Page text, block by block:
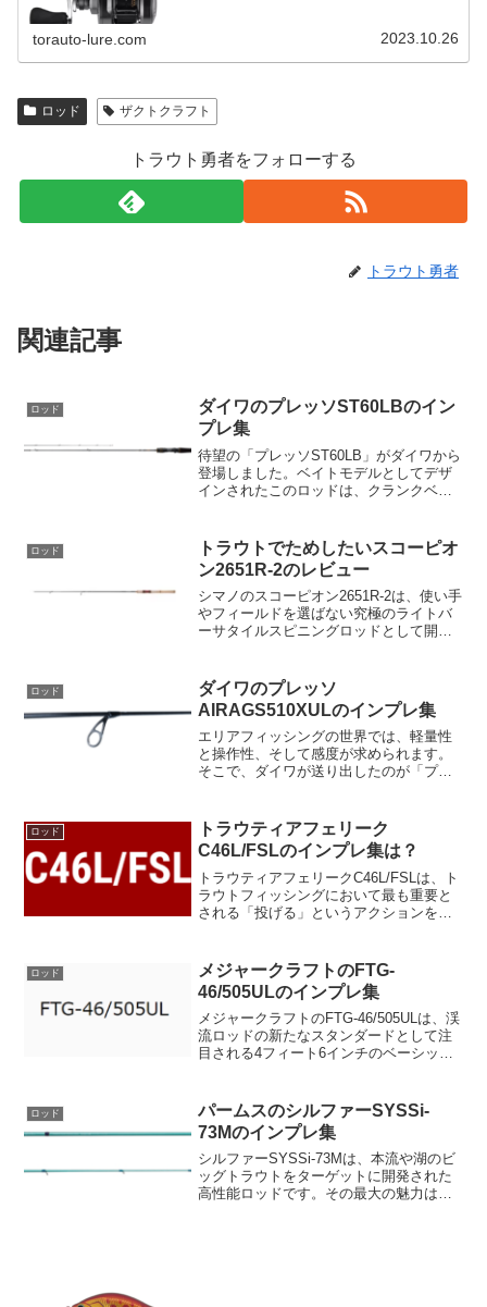
torauto-lure.com 2023.10.26
ロッド ザクトクラフト
トラウト勇者をフォローする
トラウト勇者
関連記事
ロッド
ダイワのプレッソST60LBのイン
プレ集
待望の「プレッソST60LB」がダイワから
登場しました。ベイトモデルとしてデザ
インされたこのロッドは、クランクベイ
の代名詞とも言える「プレッソ」シリー
ズからの新たなるチ...
ロッド
トラウトでためしたいスコーピオ
ン2651R-2のレビュー
シマノのスコーピオン2651R-2は、使い手
やフィールドを選ばない究極のライトバ
ーサタイルスピニングロッドとして開発
魚種をターゲットにすることができるよ
うに設計されてい...
ロッド
ダイワのプレッソ
AIRAGS510XULのインプレ集
エリアフィッシングの世界では、軽量性
と操作性、そして感度が求められます。
そこで、ダイワが送り出したのが「プレ
1.78m、自重わずか41gという軽量設計。
このロッ...
ロッド
トラウティアフェリーク
C46L/FSLのインプレ集は？
トラウティアフェリークC46L/FSLは、ト
ラウトフィッシングにおいて最も重要と
される「投げる」というアクションを極
ブランクスの採用は、短いスイングでも
鞭のようにしなる...
ロッド
メジャークラフトのFTG-
46/505ULのインプレ集
メジャークラフトのFTG-46/505ULは、渓
流ロッドの新たなスタンダードとして注
目される4フィート6インチのベーシック
を取り付けた状態でカーボン製のオプシ
ョンバット...
ロッド
パームスのシルファーSYSSi-
73Mのインプレ集
シルファーSYSSi-73Mは、本流や湖のビ
ッグトラウトをターゲットに開発された
高性能ロッドです。その最大の魅力は、